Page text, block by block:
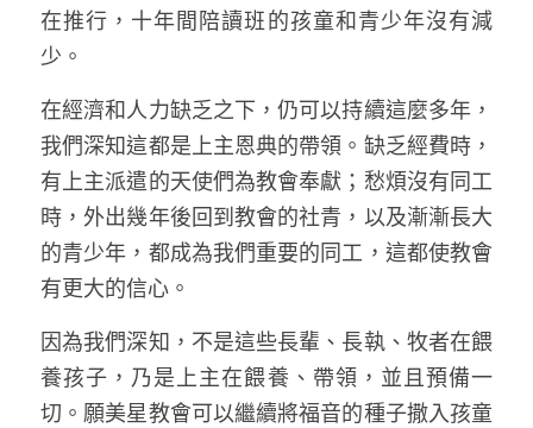
在推行，十年間陪讀班的孩童和青少年沒有減
少。
在經濟和人力缺乏之下，仍可以持續這麼多年，
我們深知這都是上主恩典的帶領。缺乏經費時，
有上主派遣的天使們為教會奉獻；愁煩沒有同工
時，外出幾年後回到教會的社青，以及漸漸長大
的青少年，都成為我們重要的同工，這都使教會
有更大的信心。
因為我們深知，不是這些長輩、長執、牧者在餵
養孩子，乃是上主在餵養、帶領，並且預備一
切。願美星教會可以繼續將福音的種子撒入孩童